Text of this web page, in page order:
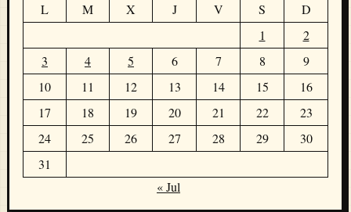
L
M X J V S
D
1
2
3
4 5 6 7 8
9
10
11 12 13 14 15
16
17
18 19 20 21 22
23
24
25 26 27 28 29
30
31
« Jul